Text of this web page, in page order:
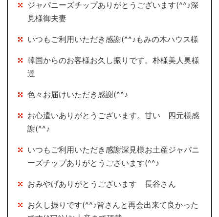
ジャパニーズチップありがとうございます(^^♪深
見様御夫妻
いつもご利用いただき感謝(^^♪もみの木ハウス様
韓国からのお客様お久し振りです。朴様美人奥様
達
色々お届けいただき感謝(^^♪
お心遣いありがとうございます。甘い 四元様感
謝(^^♪
いつもご利用いただき感謝深見様お土産ジャパニ
ーズチップありがとうございます(^^♪
おみやげありがとうございます 長谷さん
お久し振りです(^^♪皆さんと再会出来て良かった